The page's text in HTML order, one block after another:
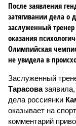
После заявления
затягивании дела о
заслуженный тренер
оказания
Олимпийская
не увидела в
Заслуженный
Тарасовазаявила,
дела россиянки
оказывает на
комментарий